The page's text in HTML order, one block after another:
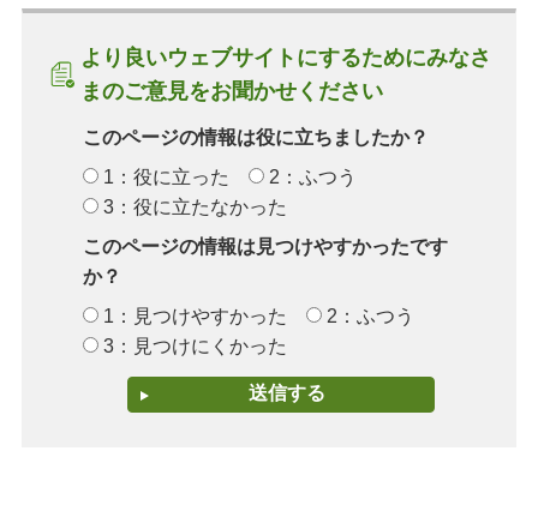
より良いウェブサイトにするためにみなさ
まのご意見をお聞かせください
このページの情報は役に立ちましたか？
1：役に立った
2：ふつう
3：役に立たなかった
このページの情報は見つけやすかったです
か？
1：見つけやすかった
2：ふつう
3：見つけにくかった